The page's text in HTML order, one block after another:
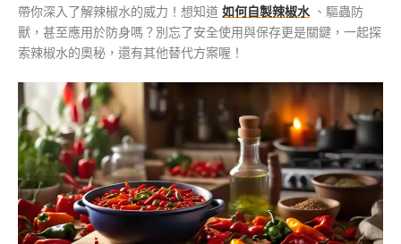
帶你深入了解辣椒水的威力！想知道 如何自製辣椒水 、驅蟲防
獸，甚至應用於防身嗎？別忘了安全使用與保存更是關鍵，一起探
索辣椒水的奧秘，還有其他替代方案喔！